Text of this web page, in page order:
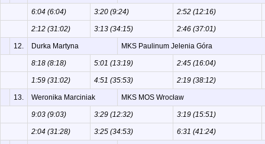
6:04 (6:04) 3:20 (9:24) 2:52 (12:16)
2:12 (31:02) 3:13 (34:15) 2:46 (37:01)
12. Durka Martyna MKS Paulinum Jelenia Góra
8:18 (8:18) 5:01 (13:19) 2:45 (16:04)
1:59 (31:02) 4:51 (35:53) 2:19 (38:12)
13. Weronika Marciniak MKS MOS Wrocław
9:03 (9:03) 3:29 (12:32) 3:19 (15:51)
2:04 (31:28) 3:25 (34:53) 6:31 (41:24)